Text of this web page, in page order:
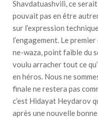
Shavdatuashvili, ce
pouvait pas en être
sur l’expression
l’engagement. Le
ne-waza, point faible du
voulu arracher tout ce
en héros. Nous ne
finale ne restera pas
c’est Hidayat Heydarov
après une nouvelle